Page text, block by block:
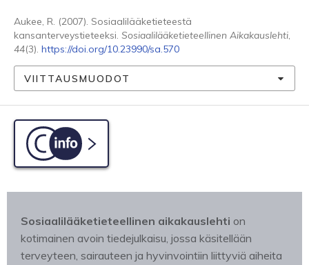
Aukee, R. (2007). Sosiaalilääketieteestä
kansanterveystieteeksi. Sosiaalilääketieteellinen Aikakauslehti,
44(3). https://doi.org/10.23990/sa.570
VIITTAUSMUODOT
C-info
Sosiaalilääketieteellinen aikakauslehti on
kotimainen avoin tiedejulkaisu, jossa käsitellään
terveyteen, sairauteen ja hyvinvointiin liittyviä aiheita